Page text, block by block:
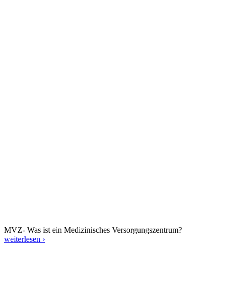
MVZ- Was ist ein Medizinisches Versorgungszentrum?
weiterlesen ›